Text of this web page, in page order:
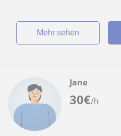
Mehr sehen
30€/h
Jane